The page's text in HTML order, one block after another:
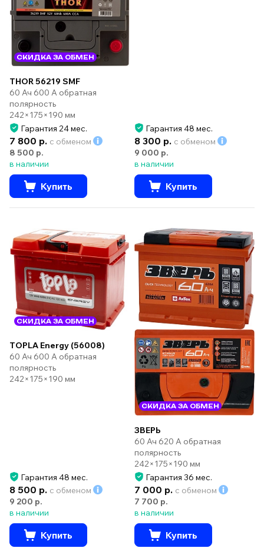
СКИДКА ЗА ОБМЕН
THOR 56219 SMF
60 Ач 600 А обратная
полярность
242×175×190 мм
Гарантия 24 мес.
7 800 р. с обменом
8 500 р.
в наличии
Купить
Гарантия 48 мес.
8 300 р. с обменом
9 000 р.
в наличии
Купить
СКИДКА ЗА ОБМЕН
TOPLA Energy (56008)
60 Ач 600 А обратная
полярность
242×175×190 мм
Гарантия 48 мес.
8 500 р. с обменом
9 200 р.
в наличии
Купить
СКИДКА ЗА ОБМЕН
ЗВЕРЬ
60 Ач 620 А обратная
полярность
242×175×190 мм
Гарантия 36 мес.
7 000 р. с обменом
7 700 р.
в наличии
Купить